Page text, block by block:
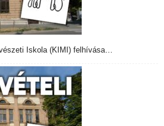
Iskola (KIMI) felhívása…